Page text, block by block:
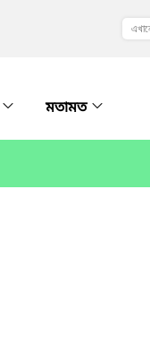
মতামত